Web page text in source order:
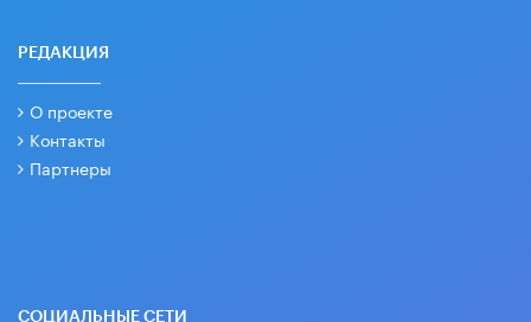
РЕДАКЦИЯ
О проекте
Контакты
Партнеры
СОЦИАЛЬНЫЕ СЕТИ